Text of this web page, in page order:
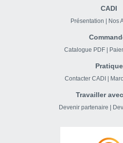
CADI
Présentation | Nos
Catalogue PDF |
Pratique
Contacter CADI |
Travailler
Devenir partenaire |